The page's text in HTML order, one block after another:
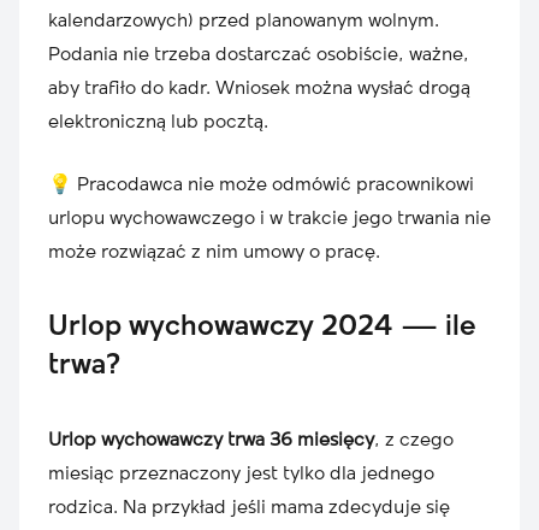
kalendarzowych) przed planowanym wolnym.
Podania nie trzeba dostarczać osobiście, ważne,
aby trafiło do kadr. Wniosek można wysłać drogą
elektroniczną lub pocztą.
💡 Pracodawca nie może odmówić pracownikowi
urlopu wychowawczego i w trakcie jego trwania nie
może rozwiązać z nim umowy o pracę.
Urlop wychowawczy 2024 — ile
trwa?
Urlop wychowawczy trwa 36 miesięcy, z czego
miesiąc przeznaczony jest tylko dla jednego
rodzica. Na przykład jeśli mama zdecyduje się